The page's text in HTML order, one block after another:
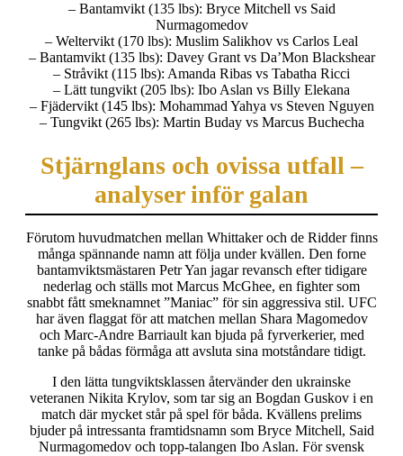
– Bantamvikt (135 lbs): Bryce Mitchell vs Said
Nurmagomedov
– Weltervikt (170 lbs): Muslim Salikhov vs Carlos Leal
– Bantamvikt (135 lbs): Davey Grant vs Da’Mon Blackshear
– Stråvikt (115 lbs): Amanda Ribas vs Tabatha Ricci
– Lätt tungvikt (205 lbs): Ibo Aslan vs Billy Elekana
– Fjädervikt (145 lbs): Mohammad Yahya vs Steven Nguyen
– Tungvikt (265 lbs): Martin Buday vs Marcus Buchecha
Stjärnglans och ovissa utfall –
analyser inför galan
Förutom huvudmatchen mellan Whittaker och de Ridder finns
många spännande namn att följa under kvällen. Den forne
bantamviktsmästaren Petr Yan jagar revansch efter tidigare
nederlag och ställs mot Marcus McGhee, en fighter som
snabbt fått smeknamnet ”Maniac” för sin aggressiva stil. UFC
har även flaggat för att matchen mellan Shara Magomedov
och Marc-Andre Barriault kan bjuda på fyrverkerier, med
tanke på bådas förmåga att avsluta sina motståndare tidigt.
I den lätta tungviktsklassen återvänder den ukrainske
veteranen Nikita Krylov, som tar sig an Bogdan Guskov i en
match där mycket står på spel för båda. Kvällens prelims
bjuder på intressanta framtidsnamn som Bryce Mitchell, Said
Nurmagomedov och topp-talangen Ibo Aslan. För svensk